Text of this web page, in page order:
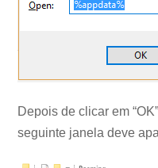
Depois de clicar em
seguinte janela deve